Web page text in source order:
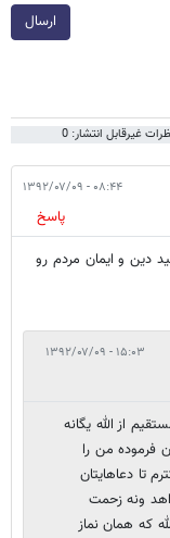
ارسال
غیرقابل انتشار: 0
۰۸:۴۴ - ۱۳۹۲/۰۷/۰۹
پاسخ
دين و ايمان مردم رو
۱۵:۰۳ - ۱۳۹۲/۰۷/۰۹
از الله یگانه
فرموده من را
تا دعاهایتان
ونه زحمت
که همان نماز